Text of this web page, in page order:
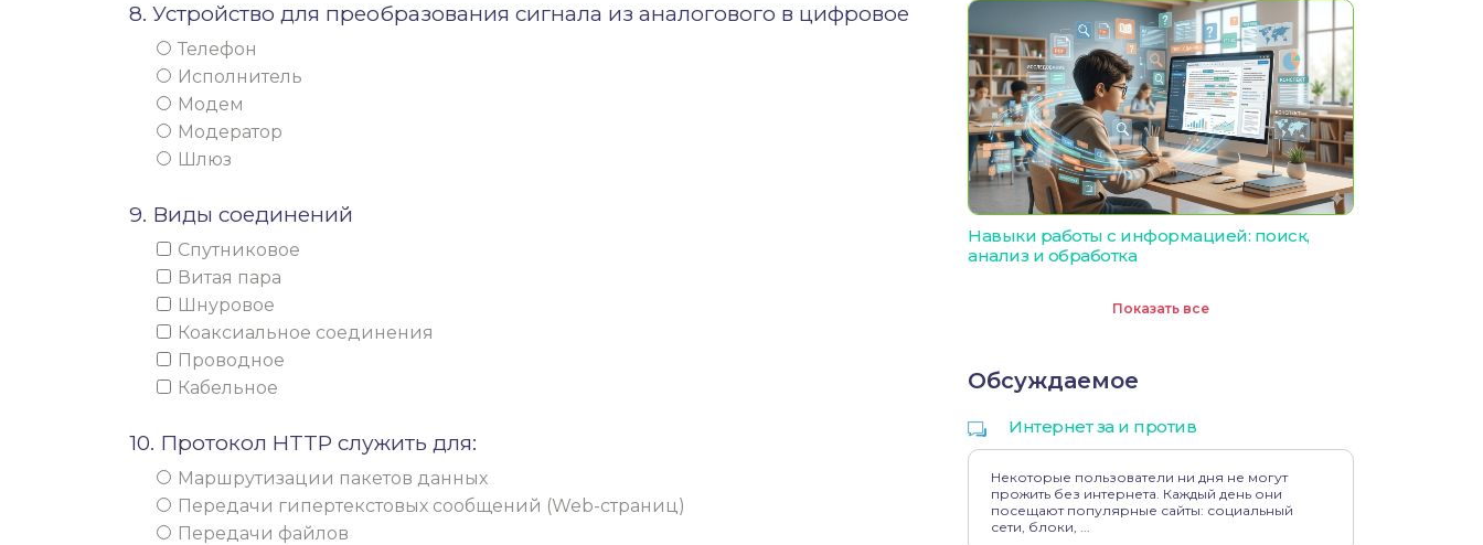
8. Устройство для преобразования сигнала из аналогового в цифровое
Телефон
Исполнитель
Модем
Модератор
Шлюз
9. Виды соединений
Спутниковое
Витая пара
Шнуровое
Коаксиальное соединения
Проводное
Кабельное
10. Протокол HTTP служить для:
Маршрутизации пакетов данных
Передачи гипертекстовых сообщений (Web-страниц)
Передачи файлов
Навыки работы с информацией: поиск,
анализ и обработка
Показать все
Обсуждаемое
Интернет за и против
Некоторые пользователи ни дня не могут
прожить без интернета. Каждый день они
посещают популярные сайты: социальный
сети, блоки, ...